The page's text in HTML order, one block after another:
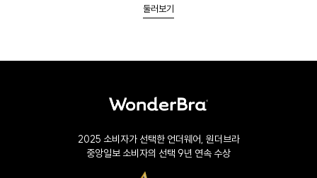
둘러보기
2025 소비자가 선택한 언더웨어, 원더브라
중앙일보 소비자의 선택 9년 연속 수상